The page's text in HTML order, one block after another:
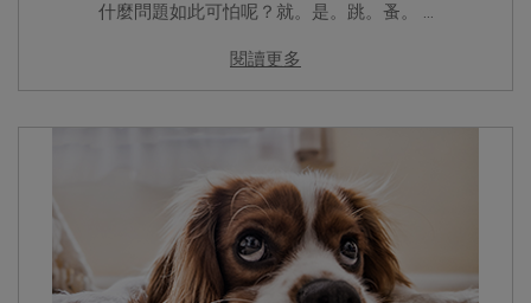
什麼問題如此可怕呢？就。是。跳。蚤。 ...
閱讀更多